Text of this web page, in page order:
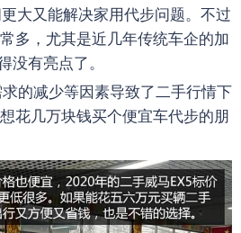
大又能解决家用代步问题。不过
多，尤其是近几年传统车企的加
没有亮点了。
的减少等因素导致了二手行情下
花几万块钱买个便宜车代步的朋